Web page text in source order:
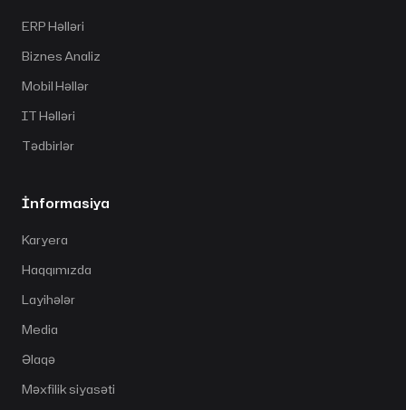
ERP Həlləri
Biznes Analiz
Mobil Həllər
IT Həlləri
Tədbirlər
İnformasiya
Karyera
Haqqımızda
Layihələr
Media
Əlaqə
Məxfilik siyasəti